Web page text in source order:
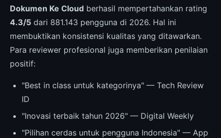
Dokumen Ke Cloud berhasil mempertahankan rating
4.3/5 dari 881.143 pengguna di 2026. Hal ini
membuktikan konsistensi kualitas yang ditawarkan.
Para reviewer profesional juga memberikan penilaian
positif:
"Best in class untuk kategorinya" — Tech Review
ID
"Inovasi terbaik tahun 2026" — Digital Weekly
"Pilihan cerdas untuk pengguna Indonesia" — App